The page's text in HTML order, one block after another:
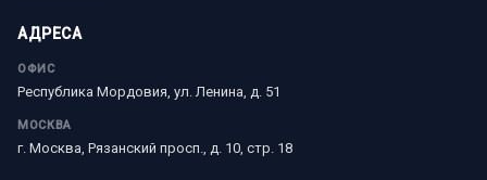
АДРЕСА
ОФИС
Республика Мордовия, ул. Ленина, д. 51
МОСКВА
г. Москва, Рязанский просп., д. 10, стр. 18